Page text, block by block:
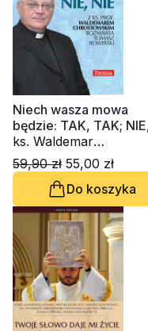
Niech wasza mowa
będzie: TAK, TAK;
NIE
ks. Waldemar
Chrostowski, Tomasz
Rowiński
59,90 zł 55,00 zł
Do koszyka